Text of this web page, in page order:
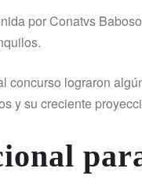
por Conatvs
concurso lograron
y su creciente